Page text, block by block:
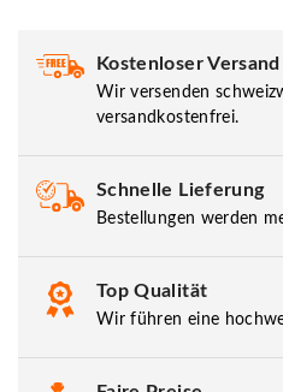
Kostenloser Versand
Wir versenden
versandkostenfrei.
Schnelle Lieferung
Bestellungen werden
Top Qualität
Wir führen eine